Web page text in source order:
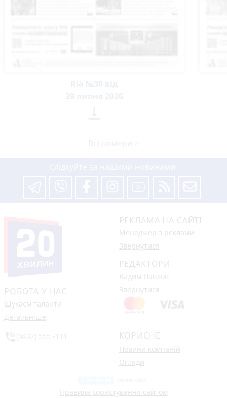
РОБОТА У НАС
Шукаєм таланти
Детальніше
РЕКЛАМА НА САЙТІ
Менеджер з реклами
Звернутися
РЕДАКТОРИ
Вадим Павлов
Звернутися
КОРИСНЕ
Новини компаній
Огляди
Правила користування сайтом